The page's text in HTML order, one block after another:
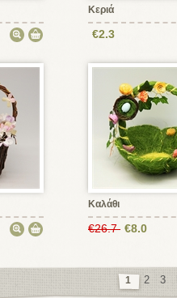
Κεριά
€2.3
Καλάθι
€26.7 €8.0
1 2 3